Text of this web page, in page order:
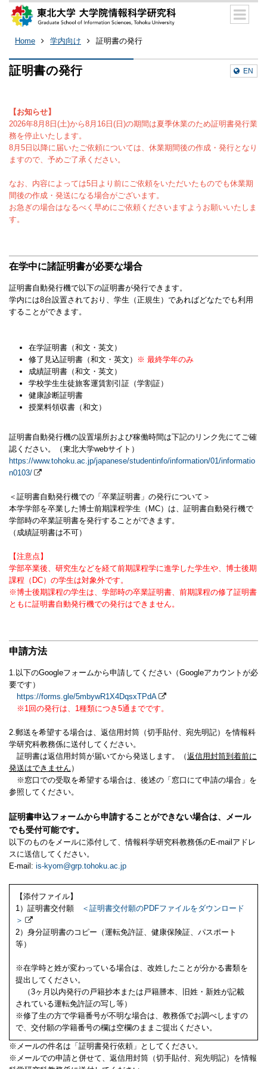
Home 学内向け 証明書の発行
証明書の発行 EN
【お知らせ】
2026年8月8日(土)から8月16日(日)の期間は夏季休業のため証明書発行業
務を停止いたします。
8月5日以降に届いたご依頼については、 休業期間後の作成・発行となり
ますので、予めご了承ください。
なお、内容によっては5日より前にご依頼をいただいたものでも休業期
間後の作成・発送になる場合がございます。
お急ぎの場合はなるべく早めにご依頼くださいますようお願いいたしま
す。
在学中に諸証明書が必要な場合
証明書自動発行機で以下の証明書が発行できます。
学内には8台設置されており、学生（正規生）であればどなたでも利用
することができます。
在学証明書（和文・英文）
修了見込証明書（和文・英文）
※ 最終学年のみ
成績証明書（和文・英文）
学校学生生徒旅客運賃割引証（学割証）
健康診断証明書
授業料領収書（和文）
証明書自動発行機の設置場所および稼働時間は下記のリンク先にてご確
認ください。（東北大学webサイト）
https://www.tohoku.ac.jp/japanese/studentinfo/information/01/informatio
n0103/
＜証明書自動発行機での「卒業証明書」の発行について＞
本学学部を卒業した博士前期課程学生（MC）は、証明書自動発行機で
学部時の卒業証明書を発行することができます。
（成績証明書は不可）
【注意点】
学部卒業後、研究生などを経て前期課程学に進学した学生や、博士後期
課程（DC）の学生は対象外です。
※博士後期課程の学生は、学部時の卒業証明書、前期課程の修了証明書
ともに証明書自動発行機での発行はできません。
申請方法
1.以下のGoogleフォームから申請してください（Googleアカウントが必
要です）
https://forms.gle/5mbywR1X4DqsxTPdA
※1回の発行は、1種類につき5通までです。
2.郵送を希望する場合は、返信用封筒（切手貼付、宛先明記）を情報科
学研究科教務係に送付してください。
証明書は返信用封筒が届いてから発送します。（返信用封筒到着前に
発送はできません ）
※窓口での受取を希望する場合は、後述の「窓口にて申請の場合」を
参照してください。
証明書申込フォームから申請することができない場合は、メール
でも受付可能です。
以下のものをメールに添付して、情報科学研究科教務係のE-mailアドレ
スに送信してください。
E-mail: is-kyom@grp.tohoku.ac.jp
【添付ファイル】
1）証明書交付願
＜証明書交付願のPDFファイルをダウンロード
＞
2）身分証明書のコピー（運転免許証、健康保険証、パスポート
等）
※在学時と姓が変わっている場合は、改姓したことが分かる書類を
提出してください。
（3ヶ月以内発行の戸籍抄本または戸籍謄本、旧姓・新姓が記載
されている運転免許証の写し等）
※修了生の方で学籍番号が不明な場合は、教務係でお調べしますの
で、交付願の学籍番号の欄は空欄のままご提出ください。
※メールの件名は「証明書発行依頼」としてください。
※メールでの申請と併せて、返信用封筒（切手貼付、宛先明記）を情報